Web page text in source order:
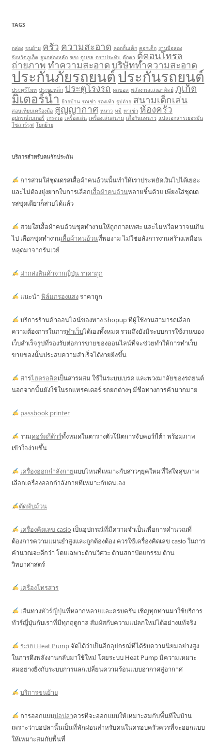
TAGS
กล่อง ขนย้าย ครัว ความสะอาด คอกกั้นเด็ก คอกเด็ก งานมือสอง
จังหวัดภูเก็ต จูนกล่องหลัก ซอง ดูบอล ตราประทับ ตุ๊กตา ตู้คอนโทรล
ถ่ายภาพทำความสะอาดบริษัททำความสะอาด
ประกันภัยรถยนต์ประกันรถยนต์
ประตูรีโมท ประตูเหล็ก ประตูโรงรถ ผลบอล พลังงานแสงอาทิตย์ ภูเก็ต
มิเตอร์น้ำ ย้ายบ้าน รถเช่า รองเท้า รูปถ่าย สนามเด็กเล่น
สอบเทียบเครื่องมือ สูญญากาศ หนาว หมี หาเช่า ห้องครัว
อุปกรณ์เบเกอรี่ เกรดเอ เครื่องเล่น เครื่องเล่นสนาม เสื้อกันนหนาว แปลเอกสารเยอรมัน
โซลาร์รูฟ โยกย้าย
บริการสำหรับคนรักประกัน
การสวมใส่ชุดเดรสเสื้อผ้าคนอ้วนนั้นทำให้เราประหยัดเงินไปได้เยอะ
และไม่ต้องยุ่งยากในการเลือกเสื้อผ้าคนอ้วนหลายชิ้นด้วย เพียงใส่ชุดเด
รสชุดเดียวก็สวยได้แล้ว
สวมใส่เสื้อผ้าคนอ้วนชุดทำงานให้ถูกกาลเทศะ และไม่หวือหวาจนเกิน
ไป เลือกชุดทำงานเสื้อผ้าคนอ้วนที่พองาม ไม่ใช่อลังการงานสร้างเหมือน
หลุดมาจากรันเวย์
ฝากส่งสินค้าจากญี่ปุ่น ราคาถูก
แนะนำ ฟิล์มกรองแสงราคาถูก
บริการร้านค้าออนไลน์ของทาง Shopup ที่ผู้ใช้งานสามารถเลือก
ความต้องการในการทำเว็บได้เองทั้งหมด รวมถึงยังมีระบบการใช้งานของ
เว็บสำเร็จรูปที่รองรับต่อการขายของออนไลน์ที่จะช่วยทำให้การทำเว็บ
ขายของนั้นประสบความสำเร็จได้ง่ายยิ่งขึ้น
สารไฮดรอลิคเป็นสารผสม ใช้ในระบบเบรค และพวงมาลัยของรถยนต์
นอกจากนั้นยังใช้ในรถแทรคเตอร์ รถยกต่างๆ มีชื่อทางการค้ามากมาย
passbook printer
รวมคอร์ดกีต้าร์ทั้งหมดในตารางตัวโน๊ตการจับคอร์กีต้า พร้อมภาพ
เข้าใจง่ายขึ้น
เครื่องออกกำลังกายแบบไหนที่เหมาะกับสาวๆยุคใหม่ที่ใส่ใจสุขภาพ
เลือกเครื่องออกกำลังกายที่เหมาะกับตนเอง
ตัดพับม้วน
เครื่องคิดเลข casio เป็นอุปกรณ์ที่มีความจำเป็นเพื่อการคำนวณที่
ต้องการความแม่นยำสูงและถูกต้องต้อง ควรใช้เครื่องคิดเลข casio ในการ
คำนวณจะดีกว่า โดยเฉพาะด้านวิศวะ ด้านสถาปัตยกรรม ด้าน
วิทยาศาสตร์
เครื่องโทรสาร
เส้นทางทัวร์ญี่ปุ่นที่หลากหลายและครบครัน เชิญทุกท่านมาใช้บริการ
ทัวร์ญี่ปุ่นกับเราที่มีทุกฤดูกาล สัมผัสกับความแปลกใหม่ได้อย่างแท้จริง
ระบบ Heat Pumpจัดได้ว่าเป็นอีกอุปกรณ์ที่ได้รับความนิยมอย่างสูง
ในการดึงพลังงานกลับมาใช้ใหม่ โดยระบบ Heat Pump มีความเหมาะ
สมอย่างยิ่งกับระบบการแลกเปลี่ยนความร้อนแบบอากาศสู่อากาศ
บริการขนย้าย
การออกแบบบ่อปลาควรที่จะออกแบบให้เหมาะสมกับพื้นที่ในบ้าน
เพราะว่าบ่อปลานั้นเป็นที่พักผ่อนสำหรับคนในครอบครัวควรที่จะออกแบบ
ให้เหมาะสมกับพื้นที่